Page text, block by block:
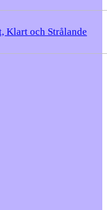
Klart och Strålande